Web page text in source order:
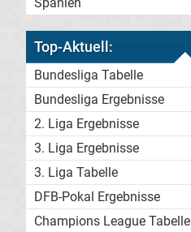
Top-Aktuell:
Bundesliga Tabelle
Bundesliga Ergebnisse
2. Liga Ergebnisse
3. Liga Ergebnisse
3. Liga Tabelle
DFB-Pokal Ergebnisse
Champions League Tabelle